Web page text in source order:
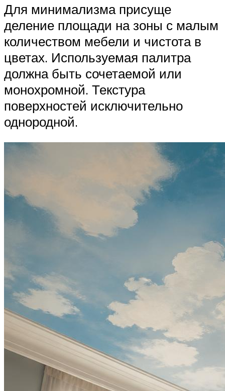
Для минимализма присуще
деление площади на зоны с малым
количеством мебели и чистота в
цветах. Используемая палитра
должна быть сочетаемой или
монохромной. Текстура
поверхностей исключительно
однородной.